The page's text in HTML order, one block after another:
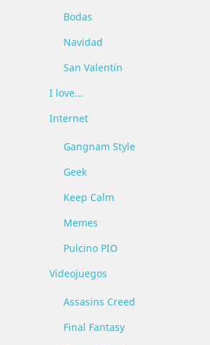
Bodas
Navidad
San Valentín
I love...
Internet
Gangnam Style
Geek
Keep Calm
Memes
Pulcino PIO
Videojuegos
Assasins Creed
Final Fantasy